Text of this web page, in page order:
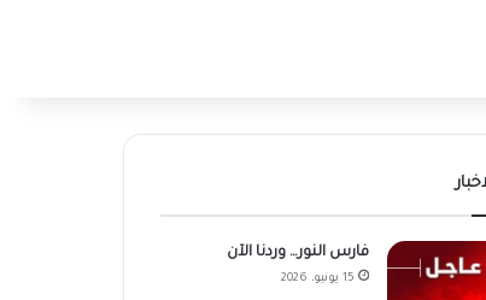
فارس النور… وردنا الآن
15 يونيو، 2026